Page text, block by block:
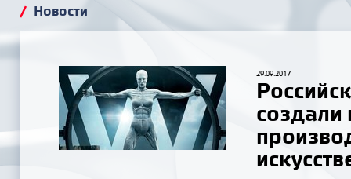
/ Новости
29.09.2017
создали